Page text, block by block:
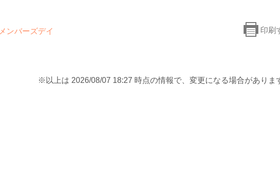
印刷
メンバーズデイ
※以上は 2026/08/07 18:27 時点の情報で、変更になる場合がありま